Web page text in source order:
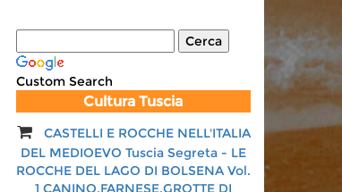
Custom Search
Cultura Tuscia
CASTELLI E ROCCHE NELL'ITALIA
DEL MEDIOEVO Tuscia Segreta - LE
ROCCHE DEL LAGO DI BOLSENA Vol.
1 CANINO,FARNESE,GROTTE DI
Isola Bisentina. Giardino tempio
dei Farnese
Autore:Alessandro Menghini,
Felicita Menghini di Biagio